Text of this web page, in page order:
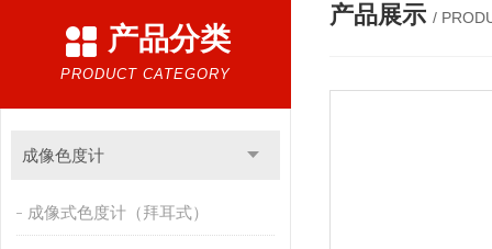
产品分类
PRODUCT CATEGORY
成像色度计
成像式色度计（拜耳式）
产品展示 /